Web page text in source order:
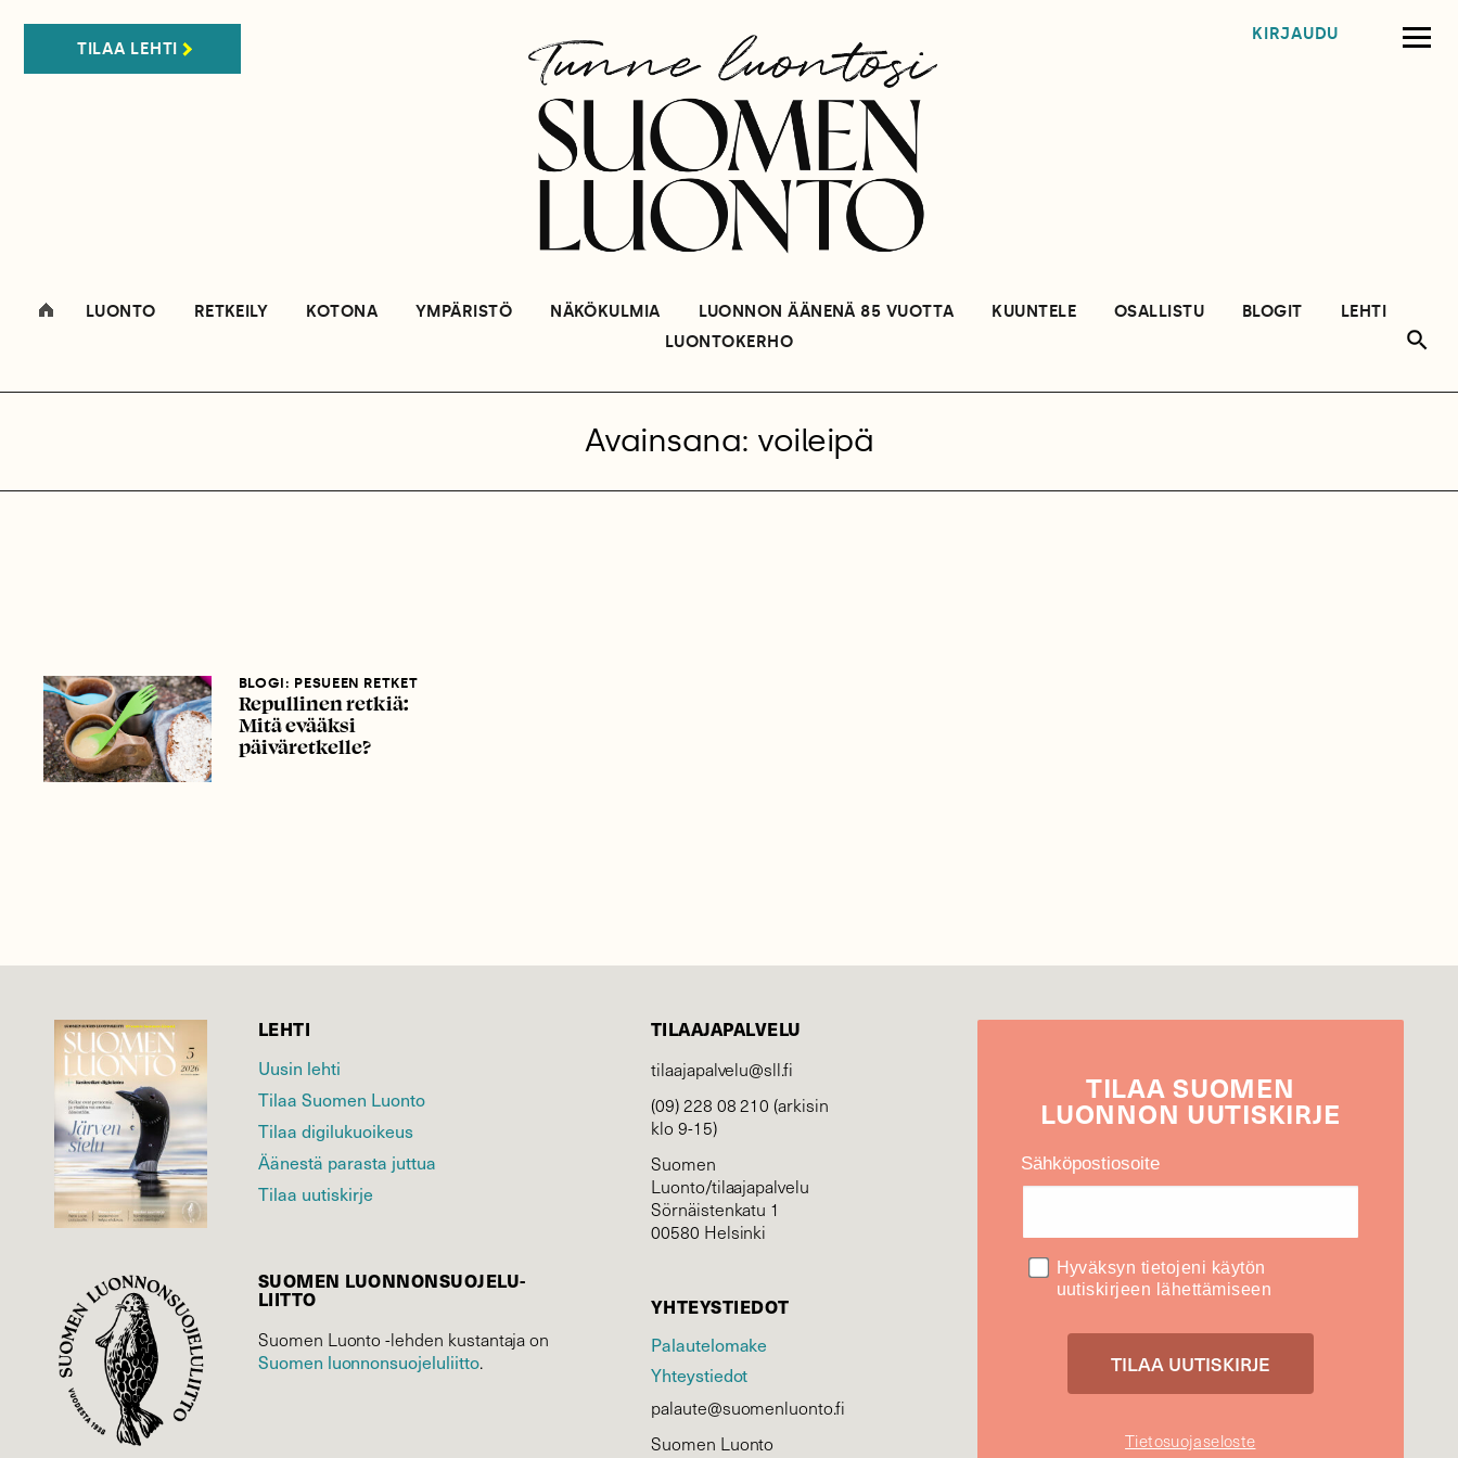
TILAA LEHTI
KIRJAUDU
LUONTO RETKEILY KOTONA YMPÄRISTÖ NÄKÖKULMIA LUONNON ÄÄNENÄ 85 VUOTTA KUUNTELE OSALLISTU BLOGIT
LEHTI
LUONTOKERHO
Avainsana: voileipä
BLOGI: PESUEEN RETKET
Repullinen retkiä:
Mitä evääksi
päiväretkelle?
LEHTI
Uusin lehti
Tilaa Suomen Luonto
Tilaa digilukuoikeus
Äänestä parasta juttua
Tilaa uutiskirje
SUOMEN LUONNON­SUOJELU­
LIITTO
Suomen Luonto -lehden kustantaja on
Suomen luonnonsuojelu­liitto.
TILAAJAPALVELU
tilaajapalvelu@sll.fi
(09) 228 08 210 (arkisin
klo 9-15)
Suomen
Luonto/tilaajapalvelu
Sörnäistenkatu 1
00580 Helsinki
YHTEYSTIEDOT
Palautelomake
Yhteystiedot
palaute@suomenluonto.fi
Suomen Luonto
TILAASUOMEN
LUONNON UUTIS­KIRJE
Sähköpostiosoite
Hyväksyn tietojeni käytön
uutiskirjeen lähettämiseen
Tietosuojaseloste